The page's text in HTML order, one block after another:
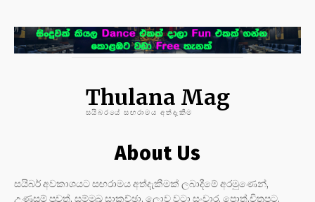
Thulana Mag
සයිබරයේ සඟරාමය අත්දැකීම
About Us
සයිබර් අවකාශයට සඟරාමය අත්දැකීමක් ලබාදීමේ අරමුණෙන්,
උණුසුම් පුවත්, සම්මුඛ සාකච්ඡා, ලොව වටා සංචාර, පොත්,චිත්‍රපට,